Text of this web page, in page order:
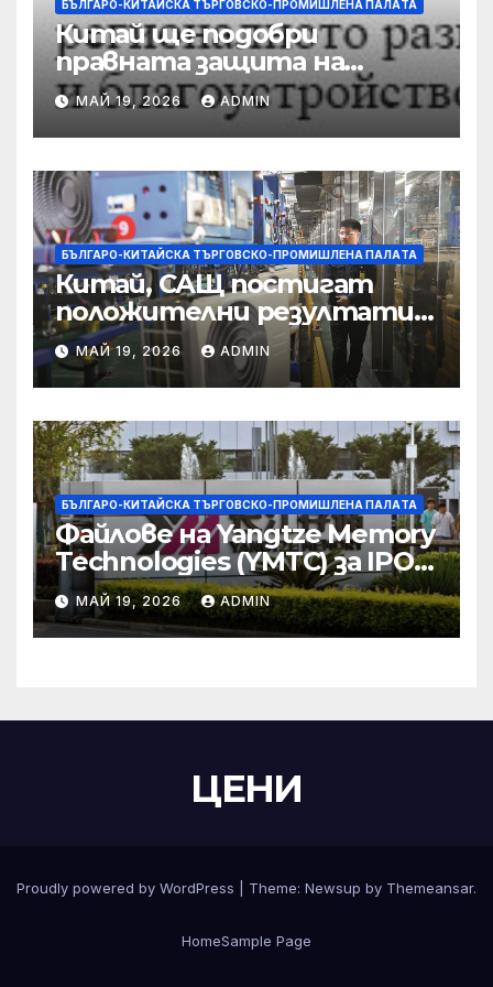
БЪЛГАРО-КИТАЙСКА ТЪРГОВСКО-ПРОМИШЛЕНА ПАЛAТА
Китай ще подобри
правната защита на
предприятията, ще се
съсредоточи върху
борбата с
корпоративната
престъпност
МАЙ 19, 2026 ADMIN
БЪЛГАРО-КИТАЙСКА ТЪРГОВСКО-ПРОМИШЛЕНА ПАЛAТА
Китай, САЩ постигат
положителни резултати в
икономическите и
търговски консултации:
министерство
МАЙ 19, 2026 ADMIN
БЪЛГАРО-КИТАЙСКА ТЪРГОВСКО-ПРОМИШЛЕНА ПАЛAТА
Файлове на Yangtze Memory
Technologies (YMTC) за IPO
на STAR Market
МАЙ 19, 2026 ADMIN
ЦЕНИ
Proudly powered by WordPress Theme: Newsup by Themeansar.
HomeSample Page